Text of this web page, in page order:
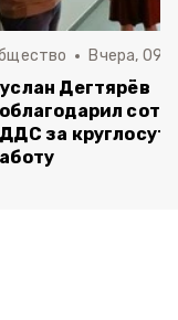
Вчера,
Дегтярёв
за